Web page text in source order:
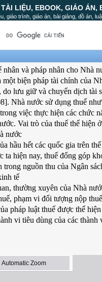
LIỆU, EBOOK, GIÁO ÁN,
giáo trình, giáo án, bài giảng, đồ án,
và pháp nhân cho Nhà
biện pháp tài chính của
lưu giữ và chuyển dịch tài
Nhà nước sử dụng thuế
việc thực hiện các chức
Vai trò của thuế thể hiện
nước
hầu hết các quốc gia trên
ta hiện nay, thuế đống góp
nguồn thu của Ngân
tế
thường xuyên của Nhà
phạm vi đối tượng nộp
pháp luật thuế được thể
vi tiêu dùng của các